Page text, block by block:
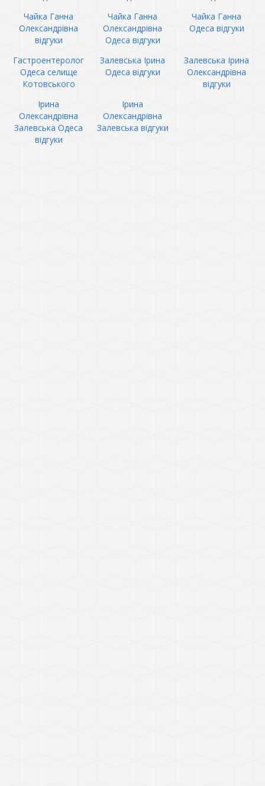
Чайка Ганна
Олександрівна
відгуки
Чайка Ганна
Олександрівна
Одеса відгуки
Чайка Ганна
Одеса відгуки
Гастроентеролог
Одеса селище
Котовського
Залевська Ірина
Одеса відгуки
Залевська Ірина
Олександрівна
відгуки
Ірина
Олександрівна
Залевська Одеса
відгуки
Ірина
Олександрівна
Залевська відгуки